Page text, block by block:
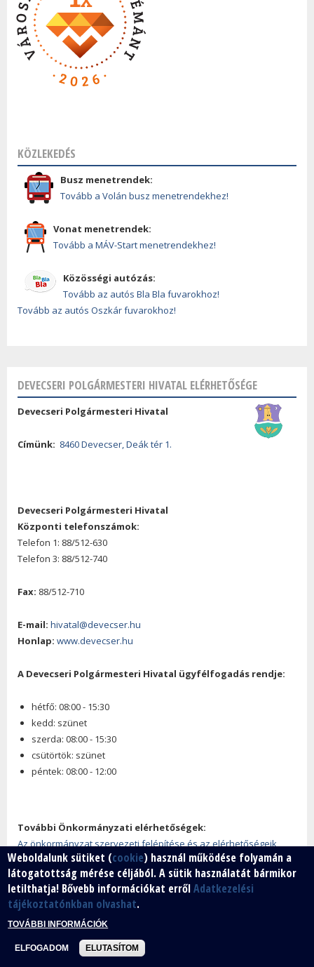
KÖZLEKEDÉS
Busz menetrendek:
Tovább a Volán busz menetrendekhez!
Vonat menetrendek:
Tovább a MÁV-Start menetrendekhez!
Közösségi autózás:
Tovább az autós Bla Bla fuvarokhoz!
Tovább az autós Oszkár fuvarokhoz!
DEVECSERI POLGÁRMESTERI HIVATAL ELÉRHETŐSÉGE
Devecseri Polgármesteri Hivatal
Címünk: 8460 Devecser, Deák tér 1.
Devecseri Polgármesteri Hivatal
Központi telefonszámok:
Telefon 1: 88/512-630
Telefon 3: 88/512-740
Fax: 88/512-710
E-mail: hivatal@devecser.hu
Honlap: www.devecser.hu
A Devecseri Polgármesteri Hivatal ügyfélfogadás rendje:
hétfő: 08:00 - 15:30
kedd: szünet
szerda: 08:00 - 15:30
csütörtök: szünet
péntek: 08:00 - 12:00
További Önkormányzati elérhetőségek:
Az önkormányzat szervezeti felépítése és az elérhetőségeik
Közérdekű telefonszámok:
A letöltéshez kattintson ide!
Devecseri Rendőrörs
Weboldalunk sütiket (cookie) használ működése folyamán a
látogatottság mérése céljából. A sütik használatát bármikor
letilthatja! Bővebb információkat errőlAdatkezelési
tájékoztatónkban olvashat.
TOVÁBBI INFORMÁCIÓK
ELFOGADOM ELUTASÍTOM